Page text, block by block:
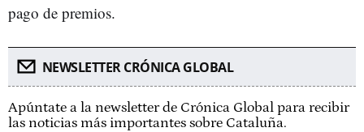
pago de premios.
NEWSLETTER CRÓNICA GLOBAL
Apúntate a la newsletter de Crónica Global para recibir
las noticias más importantes sobre Cataluña.